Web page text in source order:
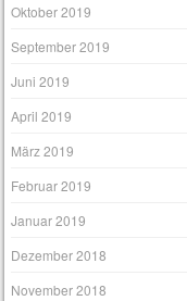
Oktober 2019
September 2019
Juni 2019
April 2019
März 2019
Februar 2019
Januar 2019
Dezember 2018
November 2018